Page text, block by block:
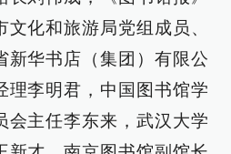
化和旅游局党组成员、
新华书店（集团）有限公
理李明君，中国图书馆学
会主任李东来，武汉大学